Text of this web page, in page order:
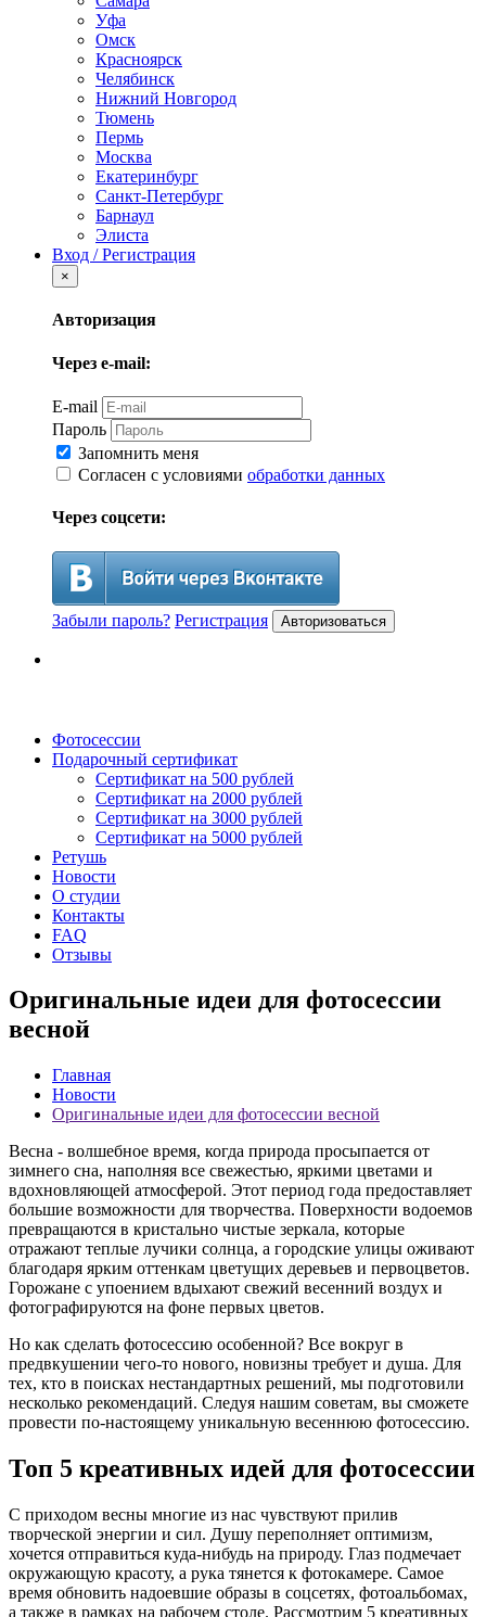
Уфа
Омск
Красноярск
Челябинск
Нижний Новгород
Тюмень
Пермь
Москва
Екатеринбург
Санкт-Петербург
Барнаул
Элиста
Вход / Регистрация
×
Авторизация
Через e-mail:
E-mail
Пароль
Запомнить меня
Согласен с условиями обработки данных
Через соцсети:
Забыли пароль? Регистрация Авторизоваться
Фотосессии
Подарочный сертификат
Сертификат на 500 рублей
Сертификат на 2000 рублей
Сертификат на 3000 рублей
Сертификат на 5000 рублей
Ретушь
Новости
О студии
Контакты
FAQ
Отзывы
Оригинальные идеи для фотосессии
весной
Главная
Новости
Оригинальные идеи для фотосессии весной
Весна - волшебное время, когда природа просыпается от
зимнего сна, наполняя все свежестью, яркими цветами и
вдохновляющей атмосферой. Этот период года предоставляет
большие возможности для творчества. Поверхности водоемов
превращаются в кристально чистые зеркала, которые
отражают теплые лучики солнца, а городские улицы оживают
благодаря ярким оттенкам цветущих деревьев и первоцветов.
Горожане с упоением вдыхают свежий весенний воздух и
фотографируются на фоне первых цветов.
Но как сделать фотосессию особенной? Все вокруг в
предвкушении чего-то нового, новизны требует и душа. Для
тех, кто в поисках нестандартных решений, мы подготовили
несколько рекомендаций. Следуя нашим советам, вы сможете
провести по-настоящему уникальную весеннюю фотосессию.
Топ 5 креативных идей для фотосессии
С приходом весны многие из нас чувствуют прилив
творческой энергии и сил. Душу переполняет оптимизм,
хочется отправиться куда-нибудь на природу. Глаз подмечает
окружающую красоту, а рука тянется к фотокамере. Самое
время обновить надоевшие образы в соцсетях, фотоальбомах,
а также в рамках на рабочем столе. Рассмотрим 5 креативных